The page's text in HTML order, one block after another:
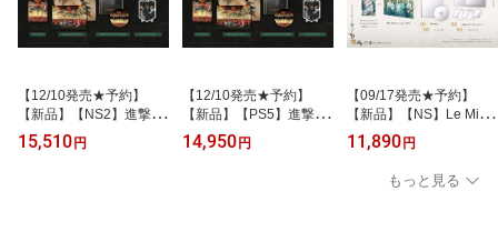
【12/10発売★予約】
【新品】【NS2】進撃の
巨人3 TREASURE BOX
[Switch2版][予約品]
15,510 円
【12/10発売★予約】
【新品】【PS5】進撃の
巨人3 TREASURE BOX
[PS5版][予約品]
14,950 円
【09/17発売★予約】
【新品】【NS】Le Mira
ge Mystique 限定 水底の
Lumiere BOX[予約品]
11,890 円
もっと見る